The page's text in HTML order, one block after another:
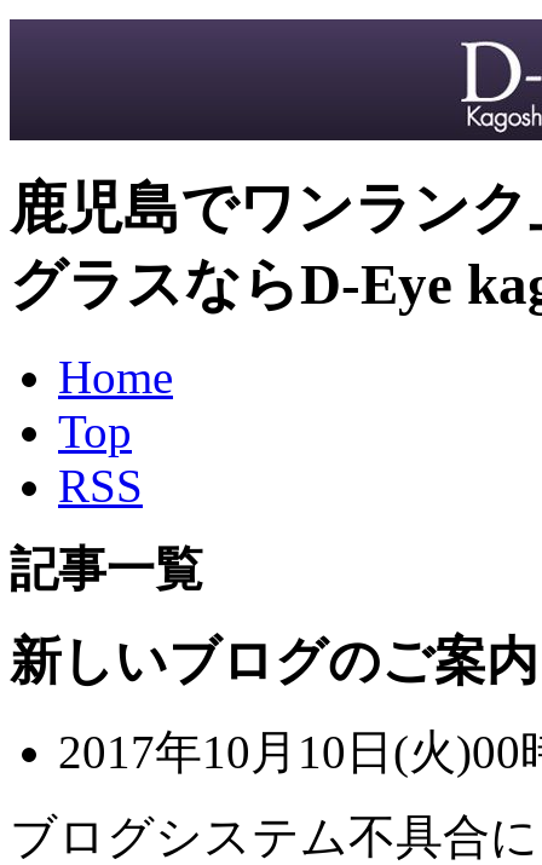
鹿児島でワンラン
グラスならD-Eye
Home
Top
RSS
記事一覧
新しいブログのご案内
2017年10月10日(火)00
ブログシステム不具合